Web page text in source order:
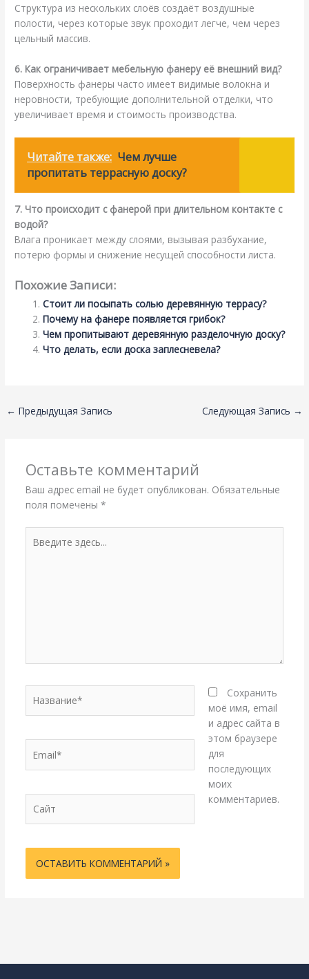
Структура из нескольких слоёв создаёт воздушные
полости, через которые звук проходит легче, чем через
цельный массив.
6. Как ограничивает мебельную фанеру её внешний вид?
Поверхность фанеры часто имеет видимые волокна и
неровности, требующие дополнительной отделки, что
увеличивает время и стоимость производства.
Читайте также: Чем лучше
пропитать террасную доску?
7. Что происходит с фанерой при длительном контакте с
водой?
Влага проникает между слоями, вызывая разбухание,
потерю формы и снижение несущей способности листа.
Похожие Записи:
Стоит ли посыпать солью деревянную террасу?
Почему на фанере появляется грибок?
Чем пропитывают деревянную разделочную доску?
Что делать, если доска заплесневела?
← Предыдущая Запись Следующая Запись →
Оставьте комментарий
Ваш адрес email не будет опубликован. Обязательные
поля помечены *
здесь...
Сохранить
моё имя, email
и адрес сайта в
этом браузере
для
последующих
моих
комментариев.